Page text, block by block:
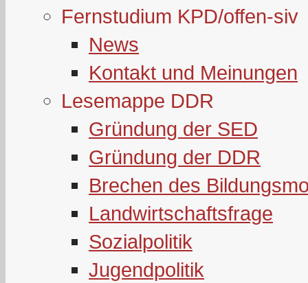
Fernstudium KPD/offen-siv
News
Kontakt und Meinungen
Lesemappe DDR
Gründung der SED
Gründung der DDR
Brechen des
Landwirtschaftsfrage
Sozialpolitik
Jugendpolitik